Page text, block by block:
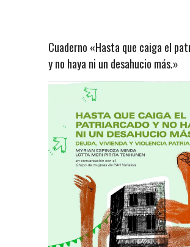
Cuaderno «Hasta que caiga el
y no haya ni un desahucio más.»